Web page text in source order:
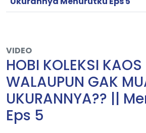
VIDEO
HOBI KOLEKSI KAOS
WALAUPUN GAK
UKURANNYA?? ||
Eps 5